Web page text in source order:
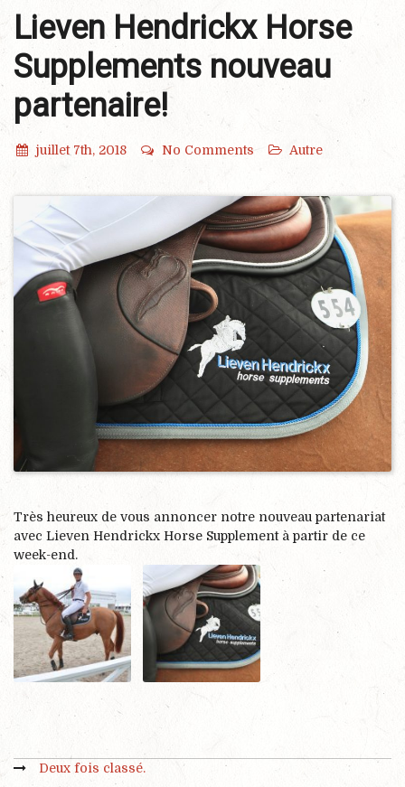
Lieven Hendrickx Horse
Supplements nouveau
partenaire!
juillet 7th, 2018 No Comments Autre
Très heureux de vous annoncer notre nouveau partenariat
avec Lieven Hendrickx Horse Supplement à partir de ce
week-end.
Deux fois classé.